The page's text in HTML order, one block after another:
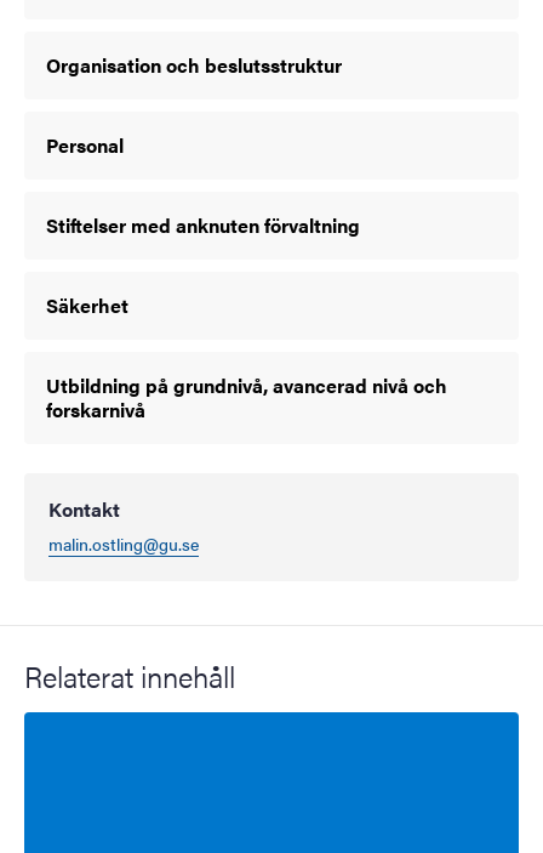
Organisation och beslutsstruktur
Personal
Stiftelser med anknuten förvaltning
Säkerhet
Utbildning på grundnivå, avancerad nivå och
forskarnivå
Kontakt
malin.ostling@gu.se
Relaterat innehåll